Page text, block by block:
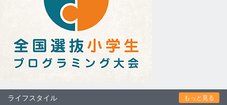
ライフスタイル もっと見る